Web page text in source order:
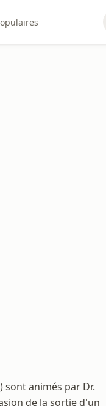
sont animés par Dr.
de la sortie d'un